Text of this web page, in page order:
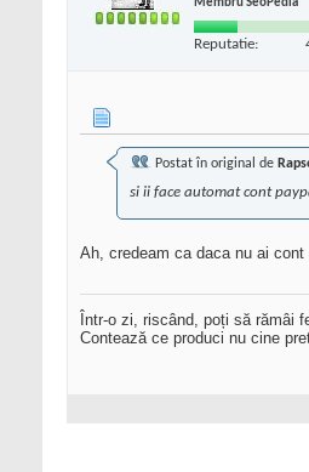
Membru SeoPedia
Reputatie:
Postat în original de
si ii face automat cont
Ah, credeam ca daca nu ai
Într-o zi, riscând, poți să rămâi
Contează ce produci nu cine